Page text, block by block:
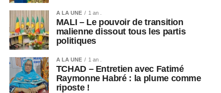
A LA UNE 1 an .
MALI – Le pouvoir de transition
malienne dissout tous les partis
politiques
A LA UNE 1 an .
TCHAD – Entretien avec Fatimé
Raymonne Habré : la plume comme
riposte !